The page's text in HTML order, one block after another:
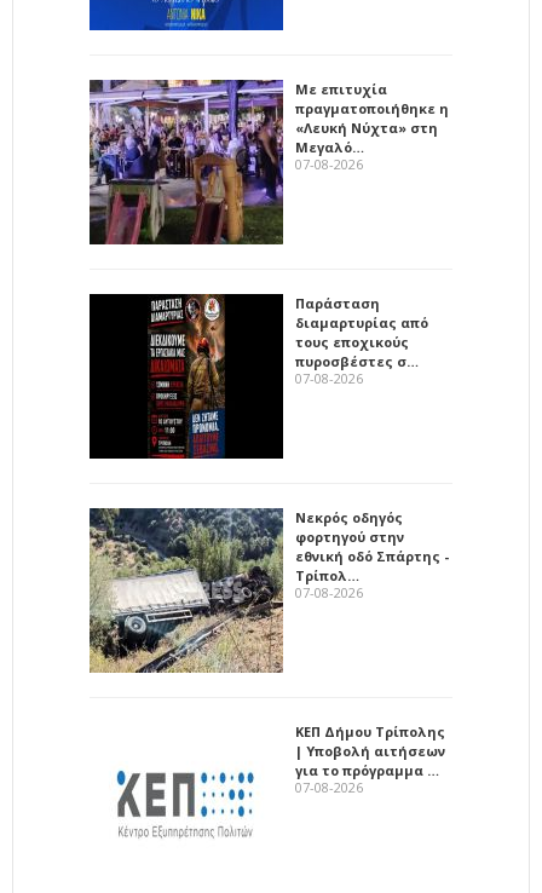
Με επιτυχία
πραγματοποιήθηκε η
«Λευκή Νύχτα» στη
Μεγαλό…
07-08-2026
Παράσταση
διαμαρτυρίας από
τους εποχικούς
πυροσβέστες σ…
07-08-2026
Νεκρός οδηγός
φορτηγού στην
εθνική οδό Σπάρτης -
Τρίπολ…
07-08-2026
ΚΕΠ Δήμου Τρίπολης
| Υποβολή αιτήσεων
για το πρόγραμμα …
07-08-2026